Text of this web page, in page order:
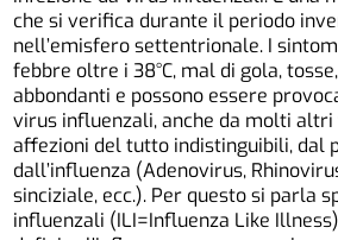
che si verifica durante il periodo
nell’emisfero settentrionale. I
febbre oltre i 38°C, mal di gola,
abbondanti e possono essere
virus influenzali, anche da molti
affezioni del tutto indistinguibili, dal
dall’influenza (Adenovirus,
sinciziale, ecc.). Per questo si parla
influenzali (ILI=Influenza Like